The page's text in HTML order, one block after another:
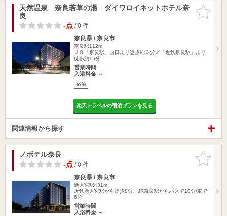
お気に入
りに追加
天然温泉 奈良若草の湯 ダイワロイネットホテル奈
良
-点/ 0 件
奈良県 / 奈良市
奈良駅112m
ＪＲ「奈良駅」西口より徒歩約３分／「近鉄奈良駅」より
徒歩約15分
営業時間
入浴料金 ～
宿泊
楽天トラベルの宿泊プランを見る
関連情報から探す
お気に入
りに追加
ノボテル奈良
-点/ 0 件
奈良県 / 奈良市
新大宮駅431m
近鉄新大宮駅から徒歩8分、JR奈良駅からバスで10分/車で
6分
営業時間
入浴料金 ～